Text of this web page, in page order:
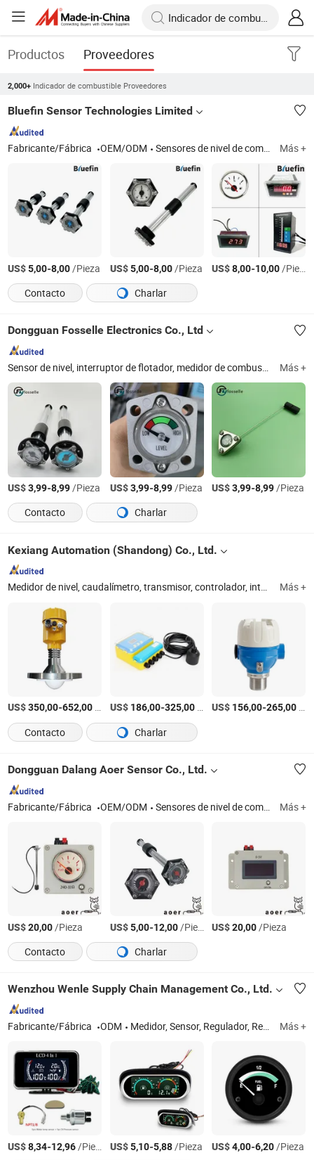
Productos Proveedores
2,000+ Indicador de combustible Proveedores
Bluefin Sensor Technologies Limited
Fabricante/Fábrica OEM/ODM Sensores de nivel de combustible para motores diésel, interruptor de control de bomba de nivel, medidor mecánico de nivel de combustible, medidor instrumental, sensor de nivel capacitivo, tubo de succión de combustible y tubo de retorno de combustible, sensor de nivel de tanque de perfil bajo, sensor de nivel de agua potable Más +
US$5,00-8,00/Pieza US$5,00-8,00/Pieza US$8,00-10,00/Pieza
Contacto
Charlar
Dongguan Fosselle Electronics Co., Ltd
Sensor de nivel, interruptor de flotador, medidor de combustible, sensor de combustible, sensor de nivel de flotador, medidor mecánico, sensor, medidor de nivel de líquido Más +
US$3,99-8,99/Pieza US$3,99-8,99/Pieza US$3,99-8,99/Pieza
Contacto
Charlar
Kexiang Automation (Shandong) Co., Ltd.
Medidor de nivel, caudalímetro, transmisor, controlador, interruptor Más +
US$350,00-652,00 US$ 186,00-325,00/Pieza US$ 156,00-265,00
Contacto
Charlar
Dongguan Dalang Aoer Sensor Co., Ltd.
Fabricante/Fábrica OEM/ODM Sensores de nivel de combustible, interruptor de nivel, medidor de nivel de combustible mecánico Más +
US$20,00/Pieza US$5,00-12,00/Pieza US$20,00/Pieza
Contacto
Charlar
Wenzhou Wenle Supply Chain Management Co., Ltd.
Fabricante/Fábrica ODM Medidor, Sensor, Regulador, Rectificador, Claxon Más +
US$8,34-12,96/Pieza US$5,10-5,88/Pieza US$4,00-6,20/Pieza